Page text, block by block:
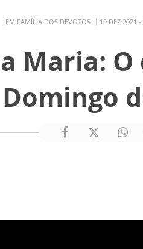
EM FAMÍLIA DOS DEVOTOS 19 DEZ 2021
Maria:
Domingo